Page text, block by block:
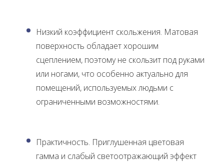
Низкий коэффициент скольжения. Матовая
поверхность обладает хорошим
сцеплением, поэтому не скользит под руками
или ногами, что особенно актуально для
помещений, используемых людьми с
ограниченными возможностями.
Практичность. Приглушенная цветовая
гамма и слабый светоотражающий эффект